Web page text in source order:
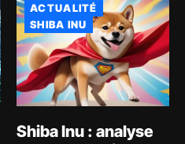
ACTUALITÉ
SHIBA INU
Shiba Inu : analyse